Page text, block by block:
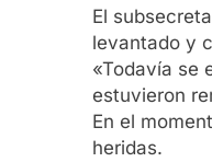
El
levantado y
«Todavía se
estuvieron
En el
heridas.